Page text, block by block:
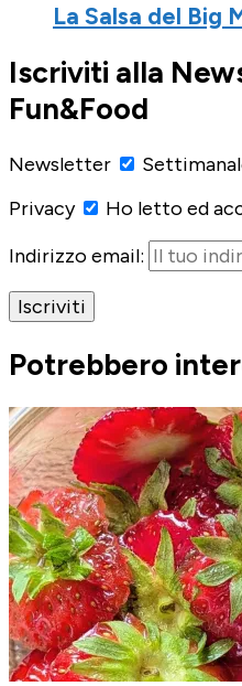
La Salsa del Big
Iscriviti alla
Fun&Food
Newsletter
Privacy
Ho letto ed
Indirizzo email:
Potrebbero